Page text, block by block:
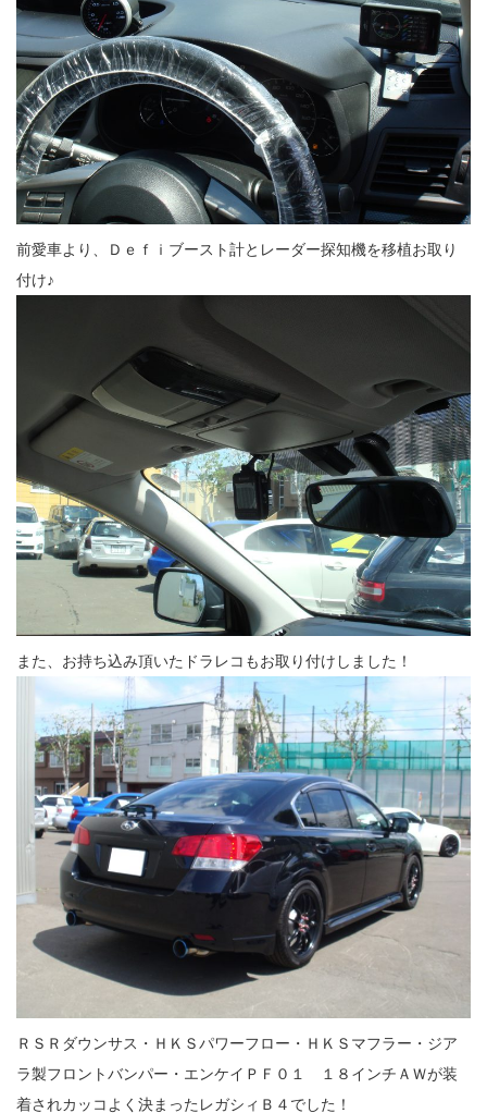
前愛車より、Ｄｅｆｉブースト計とレーダー探知機を移植お取り
付け♪
また、お持ち込み頂いたドラレコもお取り付けしました！
ＲＳＲダウンサス・ＨＫＳパワーフロー・ＨＫＳマフラー・ジア
ラ製フロントバンパー・エンケイＰＦ０１ １８インチＡＷが装
着されカッコよく決まったレガシィＢ４でした！